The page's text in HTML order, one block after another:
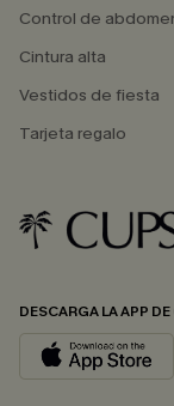
Control de
Cintura alta
Vestidos de fiesta
Tarjeta regalo
DESCARGA LA APP